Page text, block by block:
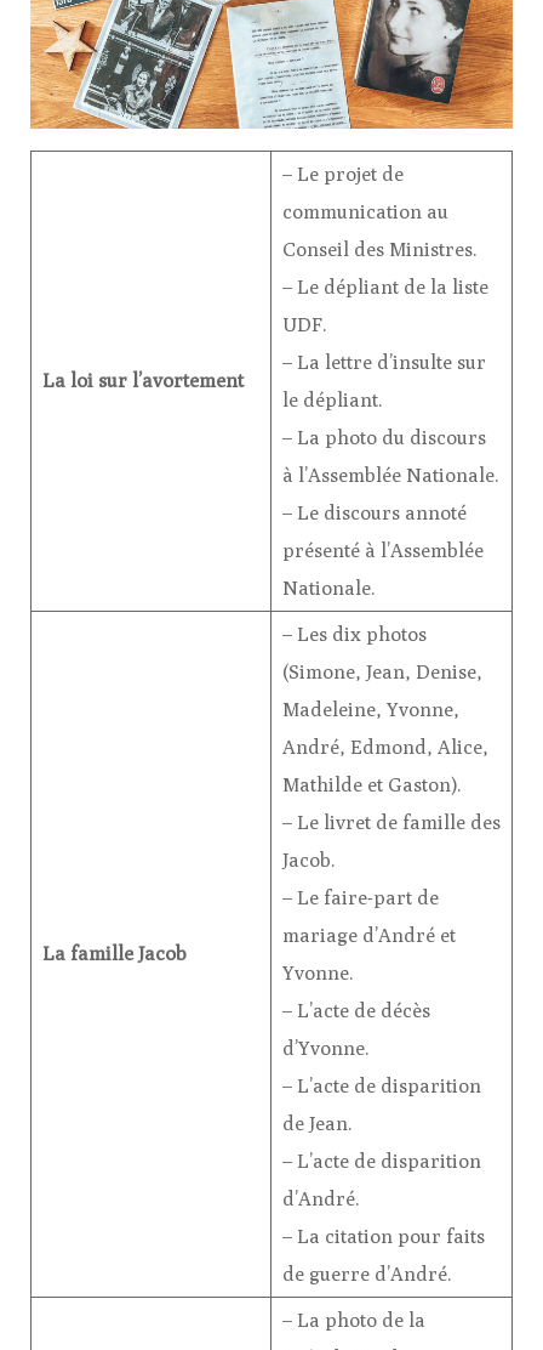
La loi sur l’avortement
– Le projet de
communication au
Conseil des Ministres.
– Le dépliant de la liste
UDF.
– La lettre d’insulte sur
le dépliant.
– La photo du discours
à l’Assemblée Nationale.
– Le discours annoté
présenté à l’Assemblée
Nationale.
La famille Jacob
– Les dix photos
(Simone, Jean, Denise,
Madeleine, Yvonne,
André, Edmond, Alice,
Mathilde et Gaston).
– Le livret de famille des
Jacob.
– Le faire-part de
mariage d’André et
Yvonne.
– L’acte de décès
d’Yvonne.
– L’acte de disparition
de Jean.
– L’acte de disparition
d’André.
– La citation pour faits
de guerre d’André.
– La photo de la